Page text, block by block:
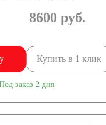
8 А/ч
ч 19 А/ч
8600 руб.
Купить в 1 клик
заказ 2 дня